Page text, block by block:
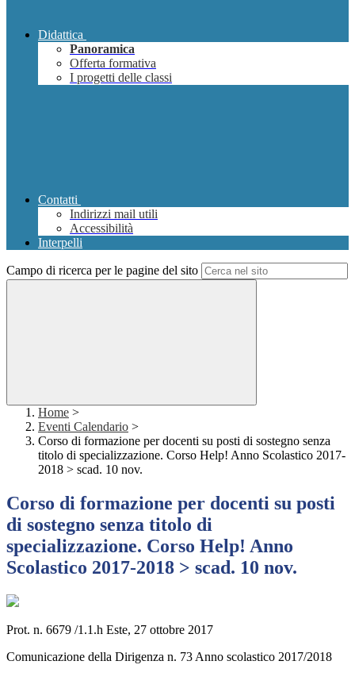
Didattica
Panoramica
Offerta formativa
I progetti delle classi
Contatti
Indirizzi mail utili
Accessibilità
Interpelli
Campo di ricerca per le pagine del sito
Home >
Eventi Calendario >
Corso di formazione per docenti su posti di sostegno senza
titolo di specializzazione. Corso Help! Anno Scolastico 2017-
2018 > scad. 10 nov.
Corso di formazione per docenti su posti
di sostegno senza titolo di
specializzazione. Corso Help! Anno
Scolastico 2017-2018 > scad. 10 nov.
Prot. n. 6679 /1.1.h Este, 27 ottobre 2017
Comunicazione della Dirigenza n. 73 Anno scolastico 2017/2018